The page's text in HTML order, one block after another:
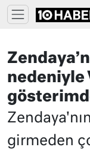
nedeniyle
girmeden